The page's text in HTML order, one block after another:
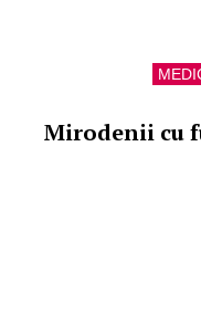
Mirodenii cu